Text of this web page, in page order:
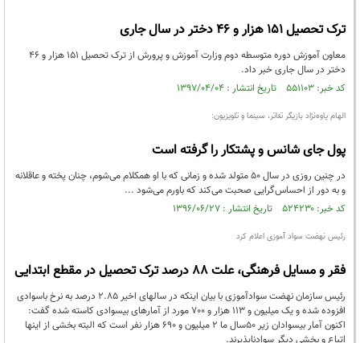
ترک تحصیل ۱۵۱ هزار و ۴۶ دختر در سال جاری
معاون آموزش دوره متوسطه دوم وزارت آموزش و پرورش از ترک تحصیل ۱۵۱ هزار و ۴۶
دختر در سال جاری خبر داد.
کد خبر: ۵۵۱۱۰۳ تاریخ انتشار : ۱۳۹۷/۰۴/۰۴
الهام پاوه‌نژاد بازیگر تئاتر، سینما و تلویزیون:
پول جای شانس و پشتکار را گرفته است
در چنین روزی در سال 50 متولد شده و زمانی که با او همکلام می‌شوم، چنان پخته و عاقلانه
و به دور از احساس‌گرایی صحبت می‌کند که باورم می‌شود ...
کد خبر: ۵۲۴۲۳۰ تاریخ انتشار : ۱۳۹۶/۰۶/۲۷
رئیس نهضت سواد آموزی اعلام کرد
فقر و مسایل فرهنگی، علت 88 درصد ترک تحصیل در مقطع ابتدایی
رئیس سازمان نهضت سوادآموزی با بیان اینکه در سالهای اخیر 2.85 درصد به نرخ باسوادی
افزوده شده و یک میلیون و 113 هزار و 700 مورد از آمارهای بیسوادی کاسته شده گفت:
اکنون آمار بیسوادان زیر 50سال ما 2 میلیون و 690 هزار نفر است که البته بخشی از اینها
اتباع و بخشی دیگر سوادناپذیرند.